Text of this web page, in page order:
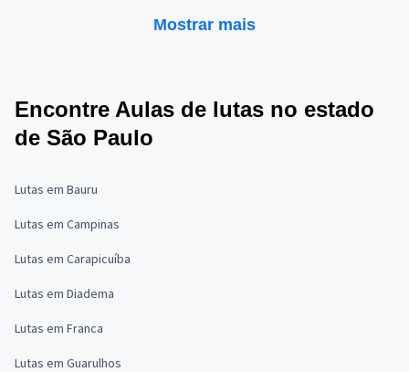
Mostrar mais
Encontre Aulas de lutas no estado
de São Paulo
Lutas em Bauru
Lutas em Campinas
Lutas em Carapicuíba
Lutas em Diadema
Lutas em Franca
Lutas em Guarulhos